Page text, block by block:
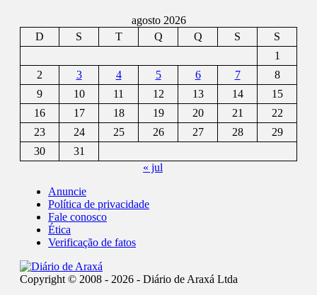
agosto 2026
D
S T Q Q S
S
1
2
3 4 5 6 7
8
9
10 11 12 13 14
15
16
17 18 19 20 21
22
23
24 25 26 27 28
29
30
31
« jul
Anuncie
Política de privacidade
Fale conosco
Ética
Verificação de fatos
Copyright © 2008 - 2026 - Diário de Araxá Ltda